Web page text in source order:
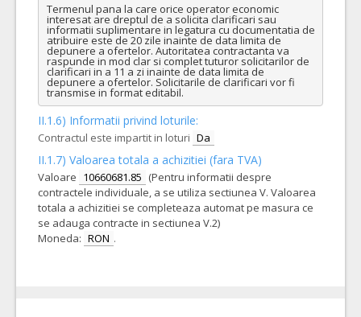
Termenul pana la care orice operator economic
interesat are dreptul de a solicita clarificari sau
informatii suplimentare in legatura cu documentatia de
atribuire este de 20 zile inainte de data limita de
depunere a ofertelor. Autoritatea contractanta va
raspunde in mod clar si complet tuturor solicitarilor de
clarificari in a 11 a zi inainte de data limita de
depunere a ofertelor. Solicitarile de clarificari vor fi
transmise in format editabil.
II.1.6) Informatii privind loturile:
Contractul este impartit in loturi Da
II.1.7) Valoarea totala a achizitiei (fara TVA)
Valoare 10660681.85 (Pentru informatii despre
contractele individuale, a se utiliza sectiunea V. Valoarea
totala a achizitiei se completeaza automat pe masura ce
se adauga contracte in sectiunea V.2)
Moneda: RON .